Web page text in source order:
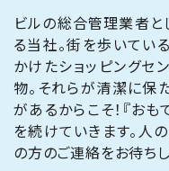
ビルの総合管理業者と
る当社。街を歩いてい
かけたショッピングセ
物。それらが清潔に保
があるからこそ！『おも
を続けていきます。人
の方のご連絡をお待ちし